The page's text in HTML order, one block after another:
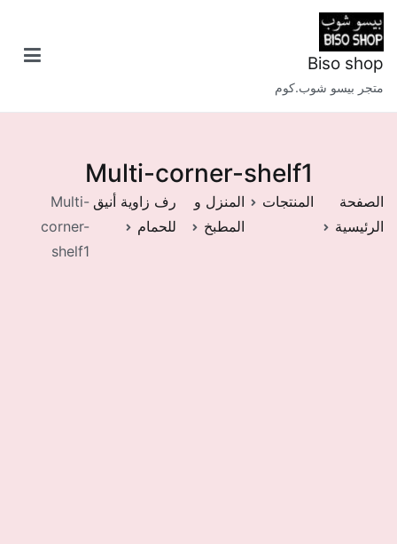
تخطى
إلى
المحتوى
Biso shop
متجر بيسو شوب.كوم
Multi-corner-shelf1
الصفحة
الرئيسية
المنتجات
المنزل و
المطبخ
رف زاوية أنيق
للحمام
Multi-
corner-
shelf1